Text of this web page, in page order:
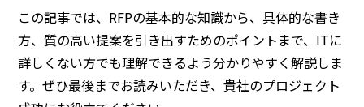
この記事では、RFPの基本的な知識から、具体的な書き
方、質の高い提案を引き出すためのポイントまで、ITに
詳しくない方でも理解できるよう分かりやすく解説しま
す。ぜひ最後までお読みいただき、貴社のプロジェクト